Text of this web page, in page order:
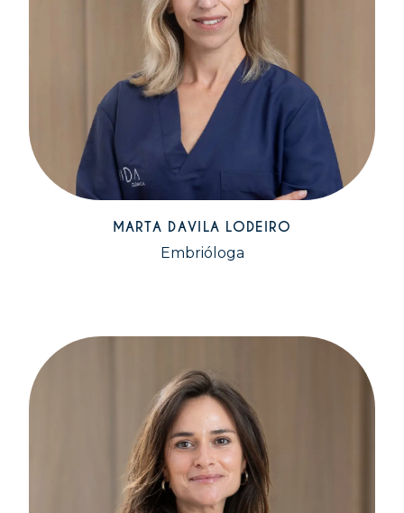
MARTA DAVILA LODEIRO
Embrióloga